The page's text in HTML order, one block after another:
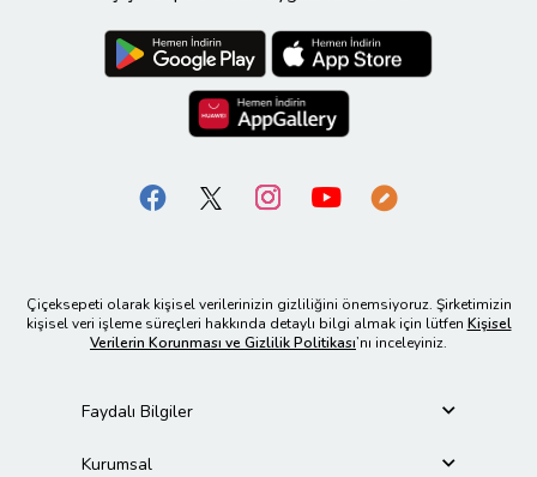
Çiçeksepeti olarak kişisel verilerinizin gizliliğini önemsiyoruz. Şirketimizin
kişisel veri işleme süreçleri hakkında detaylı bilgi almak için lütfen Kişisel
Verilerin Korunması ve Gizlilik Politikası’nı inceleyiniz.
Faydalı Bilgiler
Kurumsal